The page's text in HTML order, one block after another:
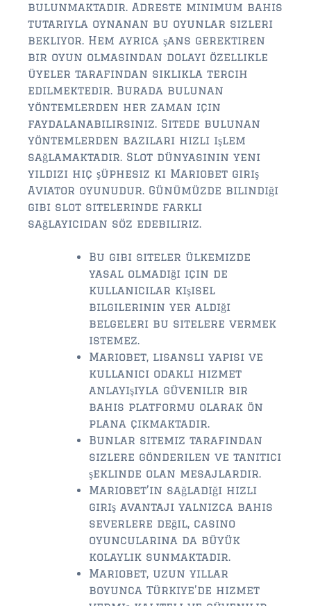
bulunmaktadır. Adreste minimum bahis
tutarıyla oynanan bu oyunlar sizleri
bekliyor. Hem ayrıca şans gerektiren
bir oyun olmasından dolayı özellikle
üyeler tarafından sıklıkla tercih
edilmektedir. Burada bulunan
yöntemlerden her zaman için
faydalanabilirsiniz. Sitede bulunan
yöntemlerden bazıları hızlı işlem
sağlamaktadır. Slot dünyasının yeni
yıldızı hiç şüphesiz ki Mariobet giriş
Aviator oyunudur. Günümüzde bilindiği
gibi slot sitelerinde farklı
sağlayıcıdan söz edebiliriz.
Bu gibi siteler ülkemizde
yasal olmadığı için de
kullanıcılar kişisel
bilgilerinin yer aldığı
belgeleri bu sitelere vermek
istemez.
Mariobet, lisanslı yapısı ve
kullanıcı odaklı hizmet
anlayışıyla güvenilir bir
bahis platformu olarak ön
plana çıkmaktadır.
Bunlar sitemiz tarafından
sizlere gönderilen ve tanıtıcı
şeklinde olan mesajlardır.
Mariobet’in sağladığı hızlı
giriş avantajı yalnızca bahis
severlere değil, casino
oyuncularına da büyük
kolaylık sunmaktadır.
Mariobet, uzun yıllar
boyunca Türkiye’de hizmet